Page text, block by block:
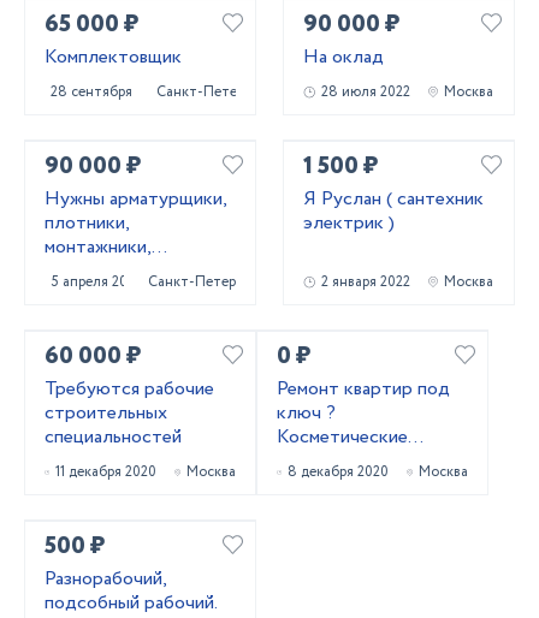
65 000 ₽
Комплектовщик
28 сентября 2022Санкт-Петербург
90 000 ₽
На оклад
28 июля 2022 Москва
90 000 ₽
Нужны арматурщики,
плотники,
монтажники,
сварщики, бетонщики,
стропальщики,
5 апреля 2022 Санкт-Петербург
1 500 ₽
Я Руслан ( сантехник
электрик )
2 января 2022 Москва
60 000 ₽
Требуются рабочие
строительных
специальностей
11 декабря 2020 Москва
0 ₽
Ремонт квартир под
ключ ?
Косметические
работы
8 декабря 2020 Москва
500 ₽
Разнорабочий,
подсобный рабочий.